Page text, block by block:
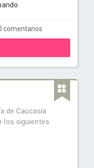
comentarios
de Caucasia
los siguientes